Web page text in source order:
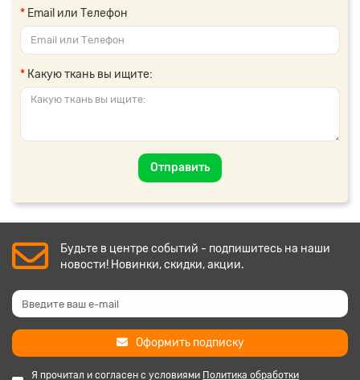
Email или Телефон
Какую ткань вы ищите:
Отправить
Будьте в центре событий - подпишитесь на наши
новости! Новинки, скидки, акции.
Оформить подписку
Я прочитал и согласен с условиями Политика обработки